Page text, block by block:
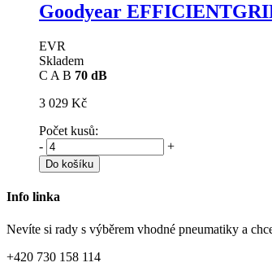
Goodyear
EVR
Skladem
C A B 70 dB
3 029 Kč
Počet kusů:
-
+
Do košíku
Info linka
Nevíte si rady s výběrem vhodné pneumatiky a
+420 730 158 114